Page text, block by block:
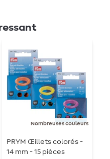
Nombreuses couleurs
PRYM Œillets colorés -
14 mm - 15 pièces